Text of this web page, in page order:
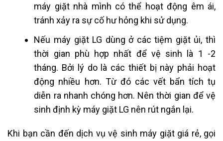
máy giặt nhà mình có thể hoạt động êm ái,
tránh xảy ra sự cố hư hỏng khi sử dụng.
Nếu máy giặt LG dùng ở các tiệm giặt ủi, thì
thời gian phù hợp nhất để vệ sinh là 1 -2
tháng. Bởi lý do là các thiết bị này phải hoạt
động nhiều hơn. Từ đó các vết bẩn tích tụ
diễn ra nhanh chóng hơn. Nên thời gian để vệ
sinh định kỳ máy giặt LG nên rút ngắn lại.
Khi bạn cần đến dịch vụ vệ sinh máy giặt giá rẻ, gọi